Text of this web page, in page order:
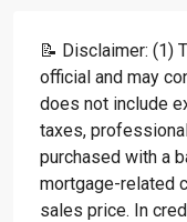
📝 Disclaimer: (1)
official and may
does not include
taxes,
purchased with a
mortgage-related
sales price. In